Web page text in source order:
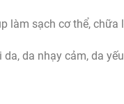
làm sạch cơ thể,
da nhạy cảm, da